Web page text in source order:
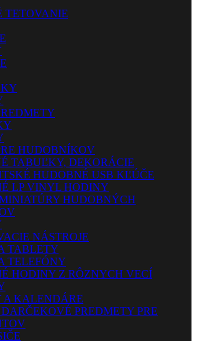
TETOVANIE
HUDOBNÍKOV
TABUĽKY, DEKORÁCIE
HUDOBNÉ USB KĽÚČE
LP VINYL HODINY
HUDOBNÝCH
NÁSTROJE
TABLETY
TELEFÓNY
HODINY Z RÔZNYCH VECÍ
A KALENDÁRE
PREDMETY PRE